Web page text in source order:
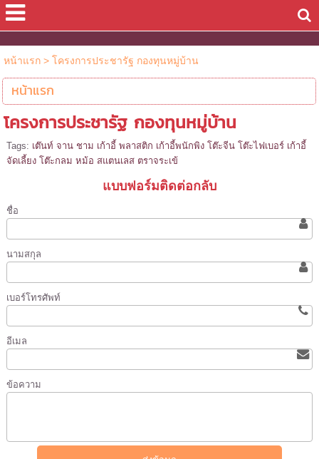
หน้าแรก> โครงการประชารัฐ กองทุนหมู่บ้าน
หน้าแรก
โครงการประชารัฐ กองทุนหมู่บ้าน
Tags: เต๊นท์ จาน ชาม เก้าอี้ พลาสติก เก้าอี้พนักพิง โต๊ะจีน โต๊ะไฟเบอร์ เก้าอี้
จัดเลี้ยง โต๊ะกลม หม้อ สแตนเลส ตราจระเข้
แบบฟอร์มติดต่อกลับ
ชื่อ
นามสกุล
เบอร์โทรศัพท์
อีเมล
ข้อความ